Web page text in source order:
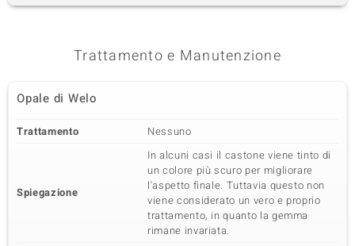
Trattamento e Manutenzione
Opale di Welo
Trattamento Nessuno
Spiegazione
In alcuni casi il castone viene tinto di
un colore più scuro per migliorare
l'aspetto finale. Tuttavia questo non
viene considerato un vero e proprio
trattamento, in quanto la gemma
rimane invariata.